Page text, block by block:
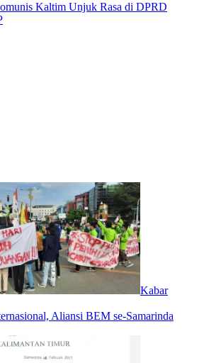
Kaltim Unjuk Rasa di DPRD
Kabar
Aliansi BEM se-Samarinda